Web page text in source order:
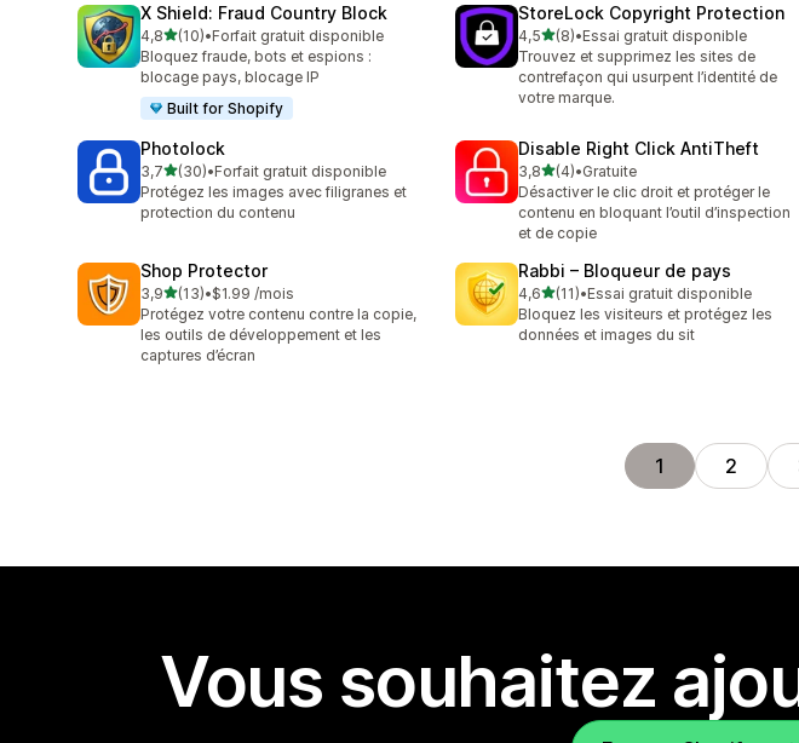
X Shield: Fraud Country Block
4,8étoile(s) sur 5
(10)
10 avis au total
•Forfait gratuit disponible
Bloquez fraude, bots et espions :
blocage pays, blocage IP
Built for Shopify
StoreLock Copyright Protection
4,5étoile(s) sur 5
(8)
8 avis au total
•Essai gratuit disponible
Trouvez et supprimez les sites de
contrefaçon qui usurpent l’identité de
votre marque.
Photolock
3,7étoile(s) sur 5
(30)
30 avis au total
•Forfait gratuit disponible
Protégez les images avec filigranes et
protection du contenu
Disable Right Click AntiTheft
3,8étoile(s) sur 5
(4)
4 avis au total
•Gratuite
Désactiver le clic droit et protéger le
contenu en bloquant l’outil d’inspection
et de copie
Shop Protector
3,9étoile(s) sur 5
(13)
13 avis au total
•$1.99 /mois
Protégez votre contenu contre la copie,
les outils de développement et les
captures d’écran
Rabbi – Bloqueur de pays
4,6étoile(s) sur 5
(11)
11 avis au total
•Essai gratuit disponible
Bloquez les visiteurs et protégez les
données et images du sit
1 2
Vous souhaitez